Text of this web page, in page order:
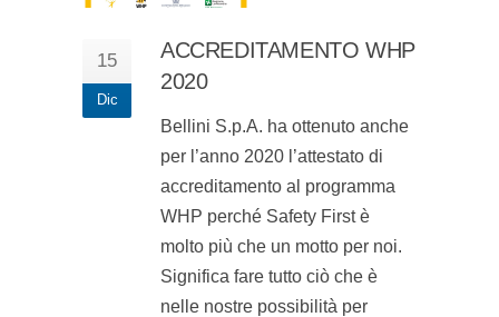
15
Dic
ACCREDITAMENTO WHP
2020
Bellini S.p.A. ha ottenuto anche
per l’anno 2020 l’attestato di
accreditamento al programma
WHP perché Safety First è
molto più che un motto per noi.
Significa fare tutto ciò che è
nelle nostre possibilità per